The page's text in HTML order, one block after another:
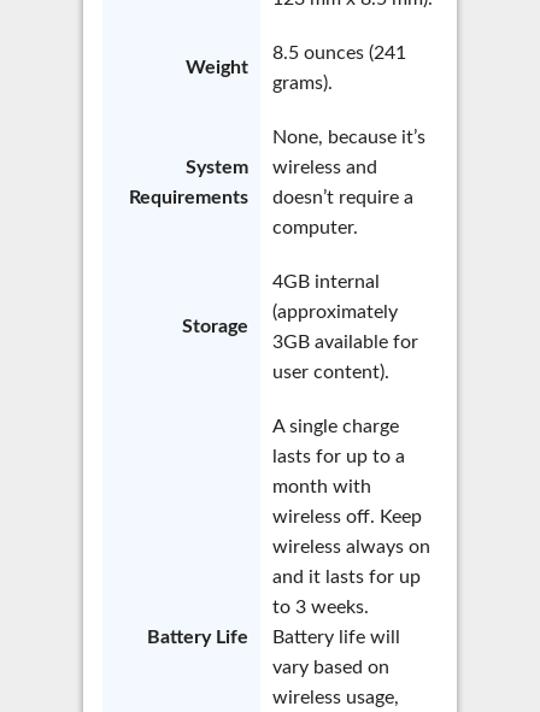
Weight
8.5 ounces (241
grams).
System
Requirements
None, because it’s
wireless and
doesn’t require a
computer.
Storage
4GB internal
(approximately
3GB available for
user content).
Battery Life
A single charge
lasts for up to a
month with
wireless off. Keep
wireless always on
and it lasts for up
to 3 weeks.
Battery life will
vary based on
wireless usage,